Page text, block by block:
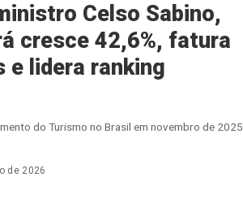
Celso Sabino,
cresce 42,6%, fatura
e lidera ranking
do Turismo no Brasil em novembro de 2025,
de 2026